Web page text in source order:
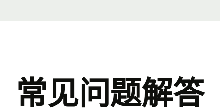
常见问题解答